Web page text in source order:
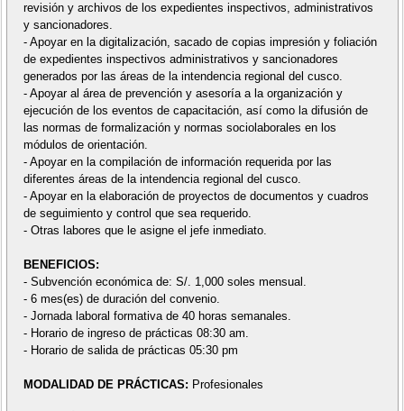
revisión y archivos de los expedientes inspectivos, administrativos
y sancionadores.
- Apoyar en la digitalización, sacado de copias impresión y foliación
de expedientes inspectivos administrativos y sancionadores
generados por las áreas de la intendencia regional del cusco.
- Apoyar al área de prevención y asesoría a la organización y
ejecución de los eventos de capacitación, así como la difusión de
las normas de formalización y normas sociolaborales en los
módulos de orientación.
- Apoyar en la compilación de información requerida por las
diferentes áreas de la intendencia regional del cusco.
- Apoyar en la elaboración de proyectos de documentos y cuadros
de seguimiento y control que sea requerido.
- Otras labores que le asigne el jefe inmediato.
BENEFICIOS:
- Subvención económica de: S/. 1,000 soles mensual.
- 6 mes(es) de duración del convenio.
- Jornada laboral formativa de 40 horas semanales.
- Horario de ingreso de prácticas 08:30 am.
- Horario de salida de prácticas 05:30 pm
MODALIDAD DE PRÁCTICAS: Profesionales